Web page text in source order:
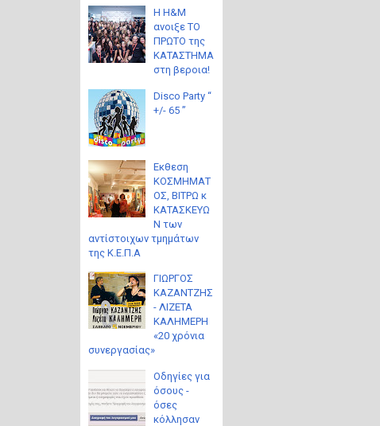
Η H&M
ανοιξε ΤΟ
ΠΡΩΤΟ της
ΚΑΤΑΣΤΗΜΑ
στη βεροια!
Disco Party “
+/- 65 ”
Eκθεση
ΚΟΣΜΗΜΑΤ
ΟΣ, ΒΙΤΡΩ κ
ΚΑΤΑΣΚΕΥΩ
Ν των
αντίστοιχων τμημάτων
της Κ.Ε.Π.Α
ΓΙΩΡΓΟΣ
ΚΑΖΑΝΤΖΗΣ
- ΛΙΖΕΤΑ
ΚΑΛΗΜΕΡΗ
«20 χρόνια
συνεργασίας»
Οδηγίες για
όσους -
όσες
κόλλησαν